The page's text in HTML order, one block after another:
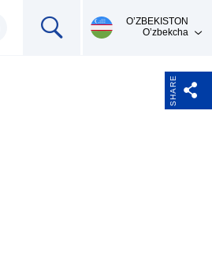
О’ZBEKISTON
O’zbekcha
SHARE